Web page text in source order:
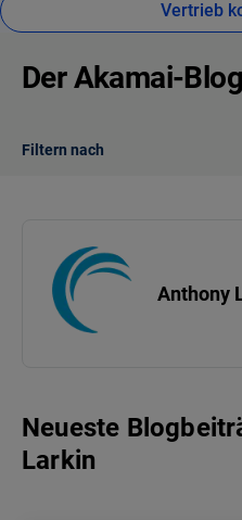
Vertrieb
Der Akamai-Blog
Filtern nach
Anthony
Neueste
Larkin